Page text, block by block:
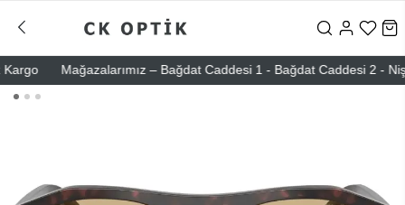
Mağazalarımız – Bağdat Caddesi 1 - Bağdat Caddesi 2 -